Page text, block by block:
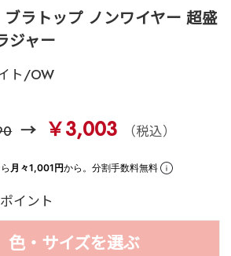
ラトップ ノンワイヤー 超盛
ジャー
ト/OW
￥3,003 （税込）
月々1,001円から。分割手数料無料
イント
色・サイズを選ぶ